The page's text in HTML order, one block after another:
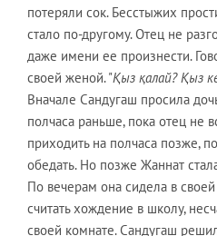
потеряли сок. Бесстыжих
стало по-другому. Отец не
даже имени ее произнести.
своей женой. "Қыз қалай? Қыз
Вначале Сандугаш просила
полчаса раньше, пока отец не
приходить на полчаса позже,
обедать. Но позже Жаннат
По вечерам она сидела в
считать хождение в школу,
своей комнате. Сандугаш